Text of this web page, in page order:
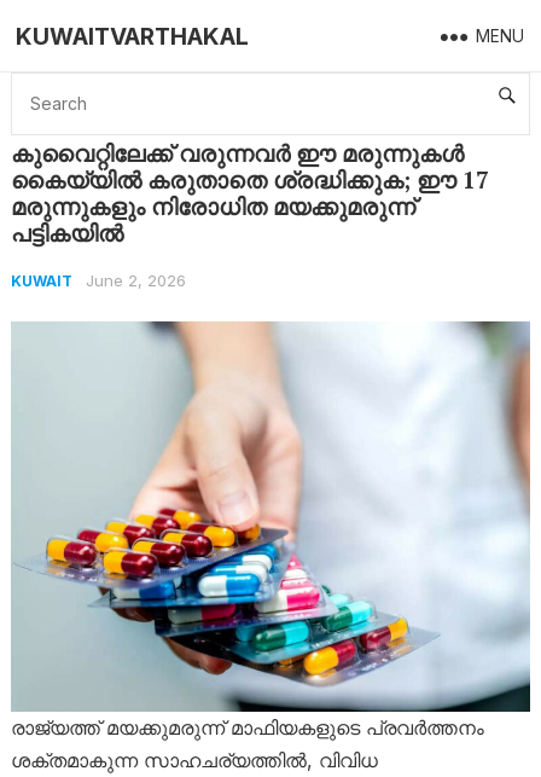
KUWAITVARTHAKAL MENU
Home Kuwait കുവൈറ്റിലേക്ക് വരുന്നവർ ഈ മരുന്നുകൾ കൈയ്യിൽ കരുതാതെ ശ്രദ്ധിക്കുക; ഈ 17 മരുന്നുകളും നിരോധിത മയക്കുമരുന്ന് പട്ടികയിൽ
കുവൈറ്റിലേക്ക് വരുന്നവർ ഈ മരുന്നുകൾ
കൈയ്യിൽ കരുതാതെ ശ്രദ്ധിക്കുക; ഈ 17
മരുന്നുകളും നിരോധിത മയക്കുമരുന്ന്
പട്ടികയിൽ
KUWAIT June 2, 2026
രാജ്യത്ത് മയക്കുമരുന്ന് മാഫിയകളുടെ പ്രവർത്തനം
ശക്തമാകുന്ന സാഹചര്യത്തിൽ, വിവിധ